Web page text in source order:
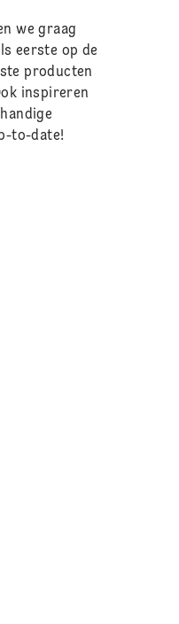
we graag
eerste op de
producten
inspireren
to-date!